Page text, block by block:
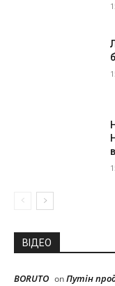
ВІДЕО
BORUTO onПутін